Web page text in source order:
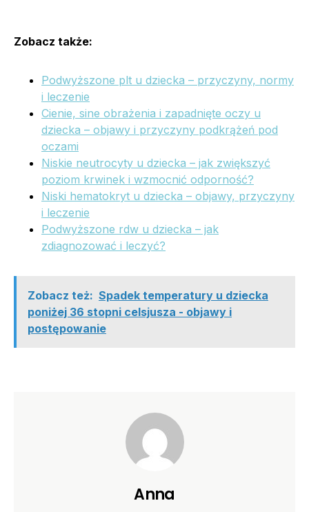
Zobacz także:
Podwyższone plt u dziecka – przyczyny, normy
i leczenie
Cienie, sine obrażenia i zapadnięte oczy u
dziecka – objawy i przyczyny podkrążeń pod
oczami
Niskie neutrocyty u dziecka – jak zwiększyć
poziom krwinek i wzmocnić odporność?
Niski hematokryt u dziecka – objawy, przyczyny
i leczenie
Podwyższone rdw u dziecka – jak
zdiagnozować i leczyć?
Zobacz też: Spadek temperatury u dziecka
poniżej 36 stopni celsjusza - objawy i
postępowanie
Anna